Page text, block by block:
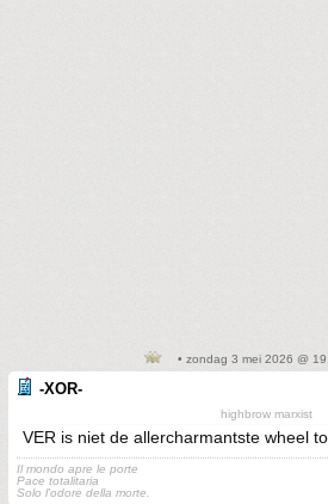
• zondag 3 mei 2026 @
-XOR-
highbrow marxist
VER is niet de allercharmantste wheel
Il mondo apre le porte
Pace totalitaria
Solo l'odore della morte.